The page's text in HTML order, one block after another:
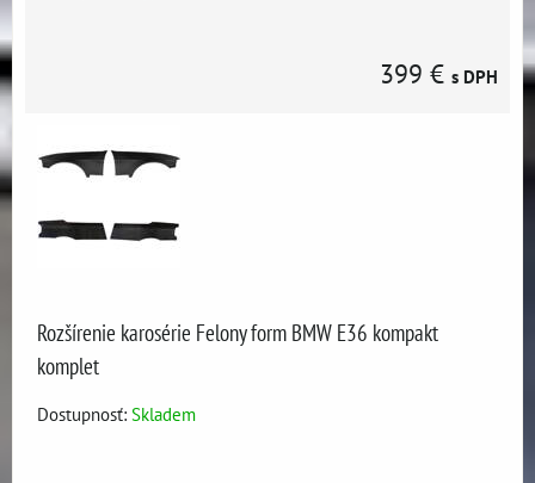
399 € s DPH
Rozšírenie karosérie Felony form BMW E36 kompakt
komplet
Dostupnosť: Skladem